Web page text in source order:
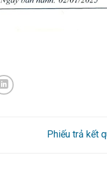
Phiếu trả kết